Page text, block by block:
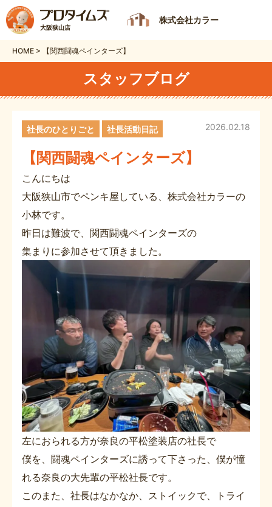
大阪狭山店
株式会社カラー
HOME > 【関西闘魂ペインターズ】
スタッフブログ
【関西闘魂ペインターズ】
2026.02.18
社長のひとりごと 社長活動日記
こんにちは
大阪狭山市でペンキ屋している、株式会社カラーの
小林です。
昨日は難波で、関西闘魂ペインターズの
集まりに参加させて頂きました。
左におられる方が奈良の平松塗装店の社長で
僕を、闘魂ペインターズに誘って下さった、僕が憧
れる奈良の大先輩の平松社長です。
このまた、社長はなかなか、ストイックで、トライ